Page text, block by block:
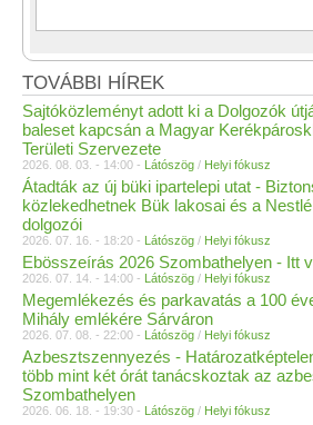
TOVÁBBI HÍREK
Sajtóközleményt adott ki a Dolgozók
baleset kapcsán a Magyar
Területi Szervezete
2026. 08. 03. - 14:00 - Látószög / Helyi fókusz
Átadták az új büki ipartelepi utat -
közlekedhetnek Bük lakosai és a
dolgozói
2026. 07. 16. - 18:20 - Látószög / Helyi fókusz
Ebösszeírás 2026 Szombathelyen - Itt
2026. 07. 14. - 14:00 - Látószög / Helyi fókusz
Megemlékezés és parkavatás a 100
Mihály emlékére Sárváron
2026. 07. 08. - 22:00 - Látószög / Helyi fókusz
Azbesztszennyezés -
több mint két órát tanácskoztak az
Szombathelyen
2026. 06. 18. - 19:30 - Látószög / Helyi fókusz